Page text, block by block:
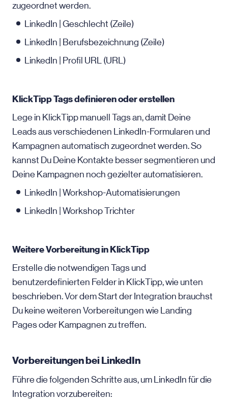
zugeordnet werden.
LinkedIn | Geschlecht (Zeile)
LinkedIn | Berufsbezeichnung (Zeile)
LinkedIn | Profil URL (URL)
KlickTipp Tags definieren oder erstellen
Lege in KlickTipp manuell Tags an, damit Deine
Leads aus verschiedenen LinkedIn-Formularen und
Kampagnen automatisch zugeordnet werden. So
kannst Du Deine Kontakte besser segmentieren und
Deine Kampagnen noch gezielter automatisieren.
LinkedIn | Workshop-Automatisierungen
LinkedIn | Workshop Trichter
Weitere Vorbereitung in KlickTipp
Erstelle die notwendigen Tags und
benutzerdefinierten Felder in KlickTipp, wie unten
beschrieben. Vor dem Start der Integration brauchst
Du keine weiteren Vorbereitungen wie Landing
Pages oder Kampagnen zu treffen.
Vorbereitungen bei LinkedIn
Führe die folgenden Schritte aus, um LinkedIn für die
Integration vorzubereiten: